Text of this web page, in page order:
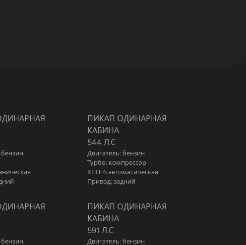
ПИКАП ОДИНАРНАЯ
КАБИНА
544 Л.С
Двигатель: бензин
Турбо: компрессор
КПП: 6 автоматическая
Привод: задний
ПИКАП ОДИНАРНАЯ
КАБИНА
591 Л.С
Двигатель: бензин